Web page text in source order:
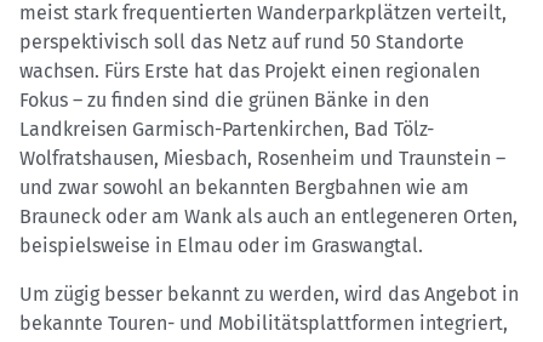
meist stark frequentierten Wanderparkplätzen verteilt,
perspektivisch soll das Netz auf rund 50 Standorte
wachsen. Fürs Erste hat das Projekt einen regionalen
Fokus – zu finden sind die grünen Bänke in den
Landkreisen Garmisch-Partenkirchen, Bad Tölz-
Wolfratshausen, Miesbach, Rosenheim und Traunstein –
und zwar sowohl an bekannten Bergbahnen wie am
Brauneck oder am Wank als auch an entlegeneren Orten,
beispielsweise in Elmau oder im Graswangtal.
Um zügig besser bekannt zu werden, wird das Angebot in
bekannte Touren- und Mobilitätsplattformen integriert,